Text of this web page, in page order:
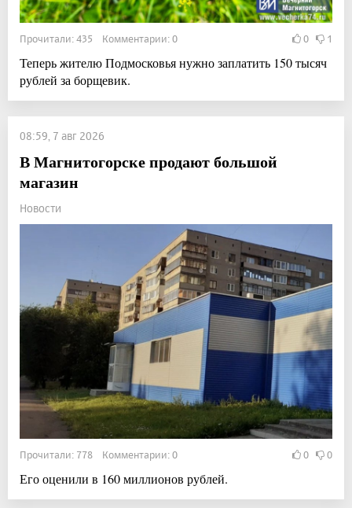
Прочитали: 435 Комментарии: 0 0 1
Теперь жителю Подмосковья нужно заплатить 150 тысяч
рублей за борщевик.
08:59, 7 авг 2026
В Магнитогорске продают большой
магазин
Новости
Прочитали: 778 Комментарии: 0 0 0
Его оценили в 160 миллионов рублей.